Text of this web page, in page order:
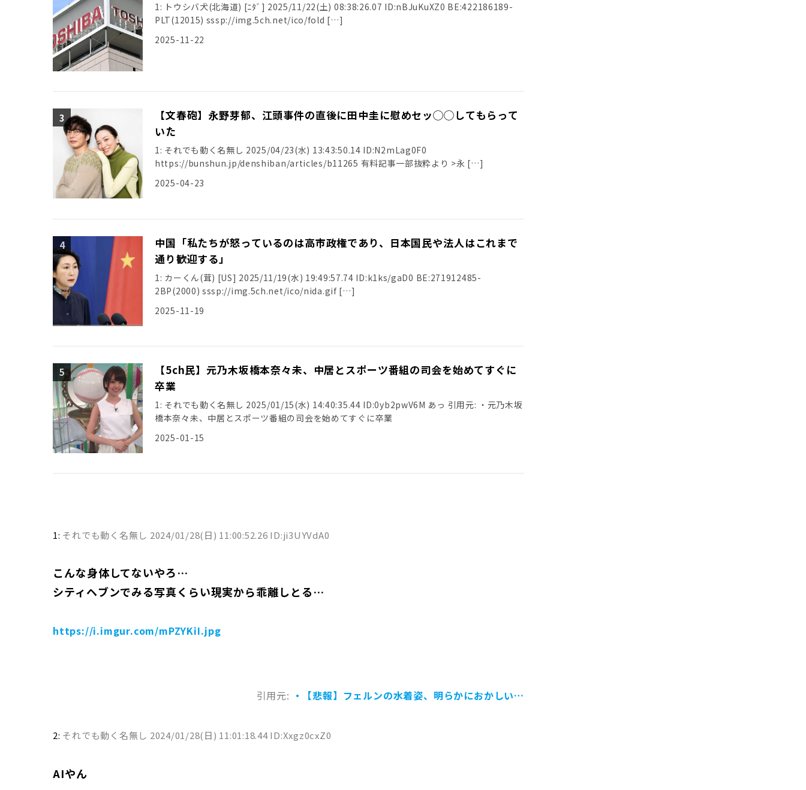
1: トウシバ犬(北海道) [ﾆﾀﾞ] 2025/11/22(土) 08:38:26.07 ID:nBJuKuXZ0 BE:422186189-
PLT(12015) sssp://img.5ch.net/ico/fold […]
2025-11-22
【文春砲】永野芽郁、江頭事件の直後に田中圭に慰めセッ◯◯してもらって
いた
1: それでも動く名無し 2025/04/23(水) 13:43:50.14 ID:N2mLag0F0
https://bunshun.jp/denshiban/articles/b11265 有料記事一部抜粋より >永 […]
2025-04-23
中国「私たちが怒っているのは高市政権であり、日本国民や法人はこれまで
通り歓迎する」
1: カーくん(茸) [US] 2025/11/19(水) 19:49:57.74 ID:k1ks/gaD0 BE:271912485-
2BP(2000) sssp://img.5ch.net/ico/nida.gif […]
2025-11-19
【5ch民】元乃木坂橋本奈々未、中居とスポーツ番組の司会を始めてすぐに
卒業
1: それでも動く名無し 2025/01/15(水) 14:40:35.44 ID:0yb2pwV6M あっ 引用元: ・元乃木坂
橋本奈々未、中居とスポーツ番組の司会を始めてすぐに卒業
2025-01-15
1: それでも動く名無し 2024/01/28(日) 11:00:52.26 ID:ji3UYVdA0
こんな身体してないやろ…
シティヘブンでみる写真くらい現実から乖離しとる…
https://i.imgur.com/mPZYKiI.jpg
引用元: ・【悲報】フェルンの水着姿、明らかにおかしい…
2: それでも動く名無し 2024/01/28(日) 11:01:18.44 ID:Xxgz0cxZ0
AIやん